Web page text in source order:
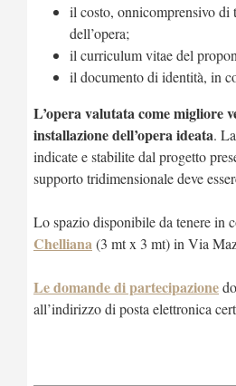
il costo, onnicomprensivodi
dell’opera;
il curriculum vitae del
il documento di identità, in
L’opera valutata come migliore
installazione dell’opera ideata.
indicate e stabilite dal progetto
supporto tridimensionale deve
Lo spazio disponibile da tenere in
Chelliana(3 mt x 3 mt) in Via
Le domande di partecipazione
all’indirizzo di posta elettronica